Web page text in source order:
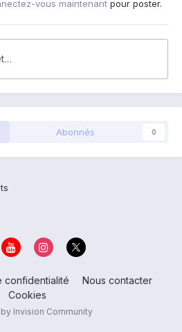
vous maintenant pour poster.
Abonnés 0
confidentialité
Nous contacter
Cookies
Invision Community